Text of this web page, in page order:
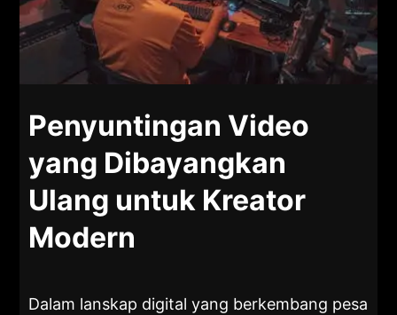
Penyuntingan Video
yang Dibayangkan
Ulang untuk Kreator
Modern
Dalam lanskap digital yang berkembang pesa